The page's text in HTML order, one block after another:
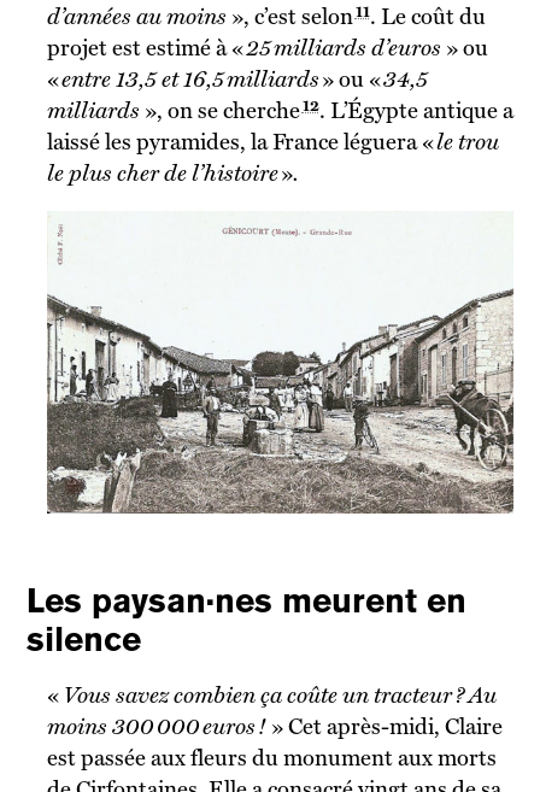
d’années au moins », c’est selon11. Le coût du
projet est estimé à «25 milliards d’euros » ou
«entre 13,5 et 16,5 milliards» ou «34,5
milliards », on se cherche12. L’Égypte antique a
laissé les pyramides, la France léguera «le trou
le plus cher de l’histoire».
Les paysan·nes meurent en
silence
« Vous savez combien ça coûte un tracteur ? Au
moins 300 000 euros ! » Cet après-midi, Claire
est passée aux fleurs du monument aux morts